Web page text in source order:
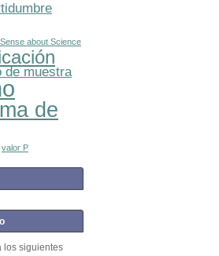
Sense about Science
de muestra
de
valor P
los siguientes